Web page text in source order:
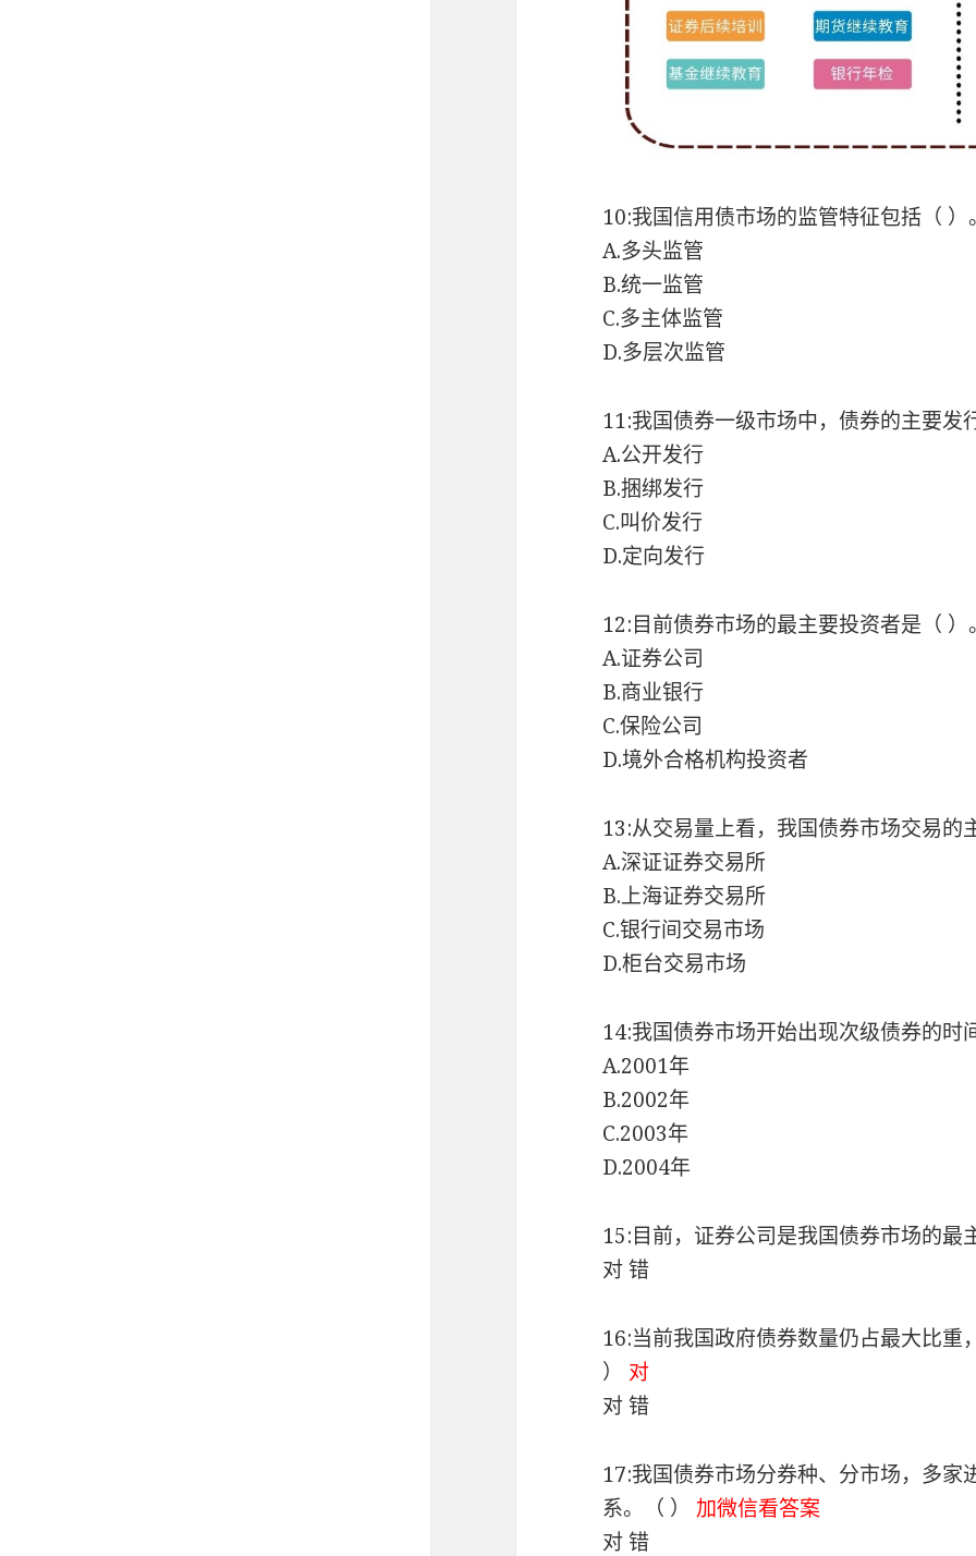
10:我国信用债市场的监管特征包括（ ）
A.多头监管
B.统一监管
C.多主体监管
D.多层次监管
11:我国债券一级市场中，债券的主要发
A.公开发行
B.捆绑发行
C.叫价发行
D.定向发行
12:目前债券市场的最主要投资者是（
A.证券公司
B.商业银行
C.保险公司
D.境外合格机构投资者
13:从交易量上看，我国债券市场交易的
A.深证证券交易所
B.上海证券交易所
C.银行间交易市场
D.柜台交易市场
14:我国债券市场开始出现次级债券的时
A.2001年
B.2002年
C.2003年
D.2004年
15:目前，证券公司是我国债券市场的最
对 错
16:当前我国政府债券数量仍占最大比重
） 对
对 错
17:我国债券市场分券种、分市场，多家
系。（ ） 加微信看答案
对 错